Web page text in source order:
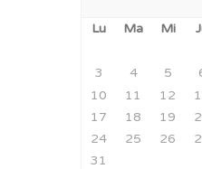
Lu Ma Mi
3
4 5
10
11 12
17
18 19
24
25 26
31